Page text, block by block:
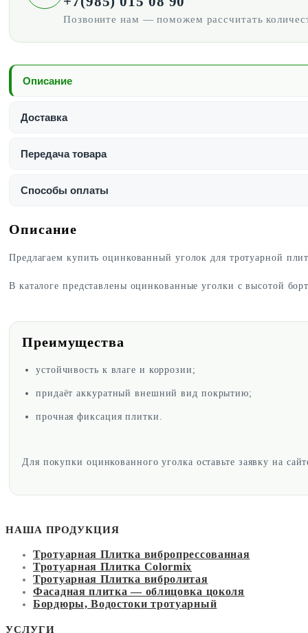
Позвоните нам — поможем рассчитать
Описание
Доставка
Передача товара
Способы оплаты
Описание
Предлагаем купить оцинкованный уголок для тротуарной
В каталоге представлены оцинкованные уголки с высотой
Преимущества
устойчивость к влаге и коррозии;
придаёт аккуратный внешний вид покрытию;
прочная фиксация плитки.
Для покупки оцинкованного уголка оставьте заявку на
НАША ПРОДУКЦИЯ
Тротуарная Плитка вибропрессованная
Тротуарная Плитка Colormix
Тротуарная Плитка вибролитая
Фасадная плитка — облицовка цоколя
Бордюры, Водостоки тротуарный
УСЛУГИ